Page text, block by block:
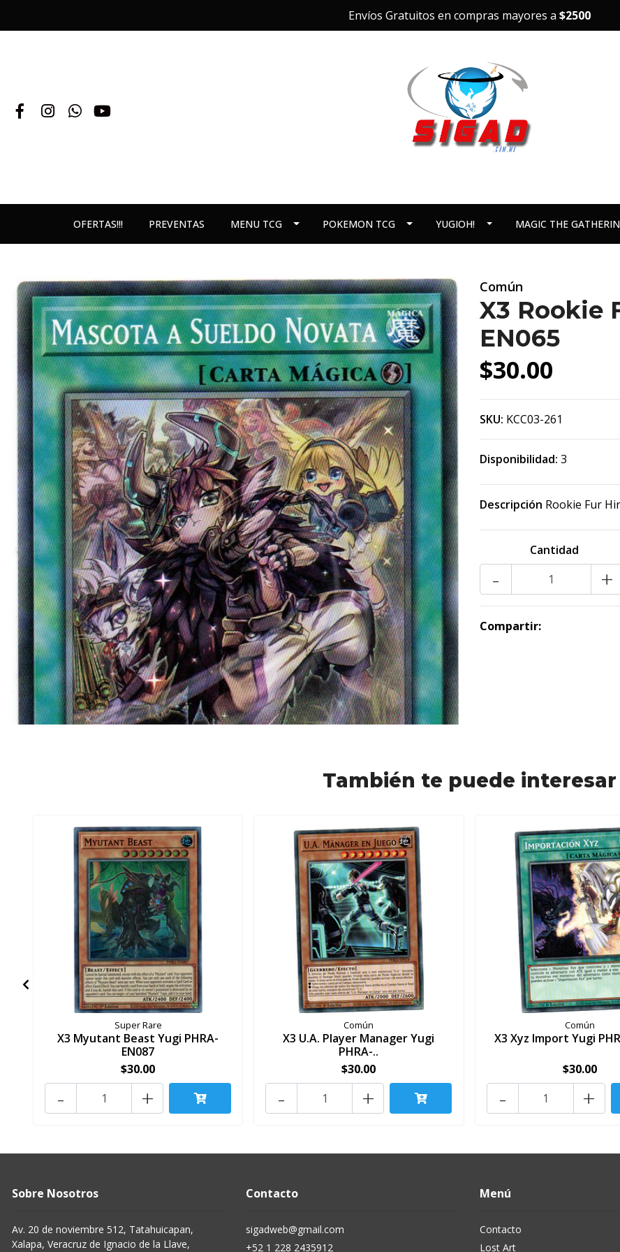
Envíos Gratuitos en compras mayores a $2500
OFERTAS!!! PREVENTAS MENU TCG POKEMON TCG YUGIOH! MAGIC THE
Común
X3 Rookie
EN065
$30.00
SKU: KCC03-261
Disponibilidad: 3
Descripción Rookie Fur
Cantidad
+
-
Compartir:
También te puede interesar
Super Rare
X3 Myutant Beast Yugi PHRA-
EN087
$30.00
+
-
Común
X3 U.A. Player Manager Yugi
PHRA-..
$30.00
+
-
Común
X3 Xyz Import Yugi
$30.00
+
-
Sobre Nosotros
Av. 20 de noviembre 512, Tatahuicapan,
Xalapa, Veracruz de Ignacio de la Llave,
Contacto
sigadweb@gmail.com
+52 1 228 2435912
Menú
Contacto
Lost Art